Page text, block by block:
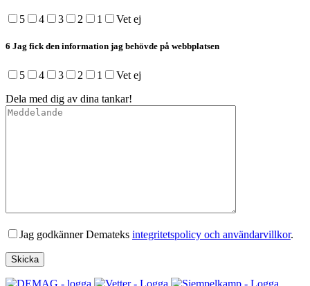
5 4 3 2 1 Vet ej
6 Jag fick den information jag behövde på webbplatsen
5 4 3 2 1
Vet ej
Dela med dig av dina tankar!
Jag godkänner Demateks integritetspolicy och användarvillkor.